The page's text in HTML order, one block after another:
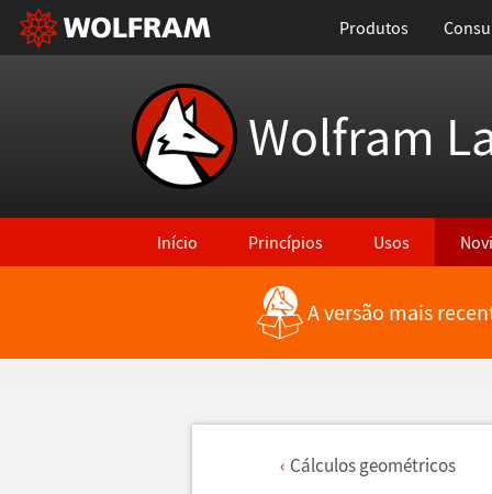
Produtos
Wolfram
Início Princípios Usos
A versão mais
Cálculos geométricos